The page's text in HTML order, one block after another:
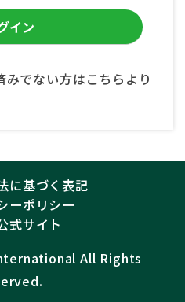
でない方はこちらより
に基づく表記
ーポリシー
式サイト
All Rights